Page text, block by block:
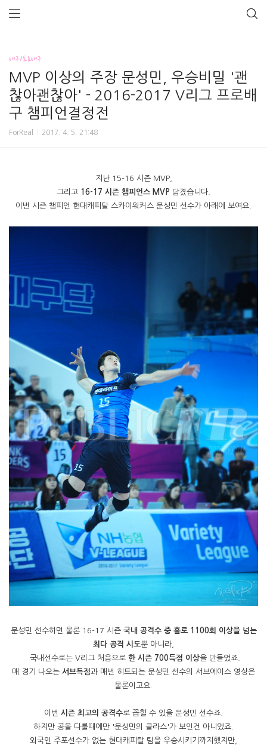
배구/프로배구
MVP 이상의 주장 문성민, 우승비밀 '괜
찮아괜찮아' - 2016-2017 V리그 프로배
구 챔피언결정전
ForReal 2017. 4. 5. 21:48
지난 15-16 시즌 MVP,
그리고 16-17 시즌 챔피언스 MVP 담겼습니다.
이번 시즌 챔피언 현대캐피탈 스카이워커스 문성민 선수가 아래에 보여요.
문성민 선수하면 물론 16-17 시즌 국내 공격수 중 홀로 1100회 이상을 넘는
최다 공격 시도뿐 아니라,
국내선수로는 V리그 처음으로 한 시즌 700득점 이상을 만들었죠.
매 경기 나오는 서브득점과 매번 히트되는 문성민 선수의 서브에이스 영상은
물론이고요.
이번 시즌 최고의 공격수로 꼽힐 수 있을 문성민 선수죠.
하지만 공을 다룰때에만 '문성민의 클라스'가 보인건 아니었죠.
외국인 주포선수가 없는 현대캐피탈 팀을 우승시키기까지했지만,